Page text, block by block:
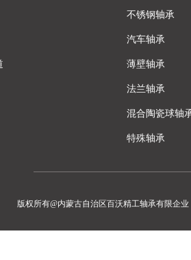
不锈钢轴承
汽车轴承
薄壁轴承
法兰轴承
混合陶瓷球轴
特殊轴承
版权所有@内蒙古自治区百沃精工轴承有限企